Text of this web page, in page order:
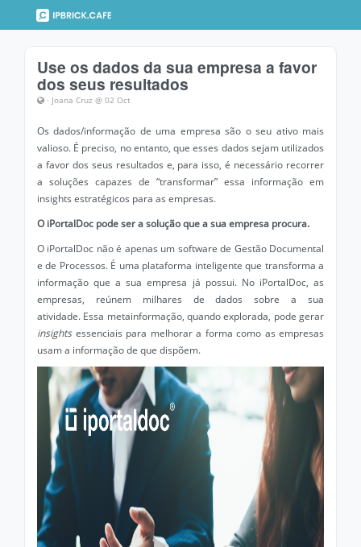
Use os dados da sua empresa a favor
dos seus resultados
· Joana Cruz @ 02 Oct
Os dados/informação de uma empresa são o seu ativo mais
valioso. É preciso, no entanto, que esses dados sejam utilizados
a favor dos seus resultados e, para isso, é necessário recorrer
a soluções capazes de “transformar” essa informação em
insights estratégicos para as empresas.
O iPortalDoc pode ser a solução que a sua empresa procura.
O iPortalDoc não é apenas um software de Gestão Documental
e de Processos. É uma plataforma inteligente que transforma a
informação que a sua empresa já possui. No iPortalDoc, as
empresas, reúnem milhares de dados sobre a sua
atividade. Essa metainformação, quando explorada, pode gerar
insightsessenciais para melhorar a forma como as empresas
usam a informação de que dispõem.